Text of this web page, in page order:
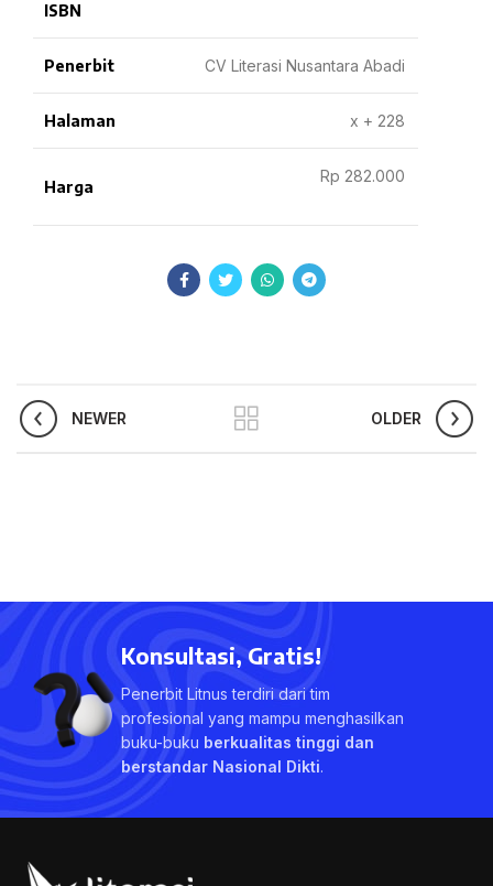
ISBN
Penerbit CV Literasi Nusantara Abadi
Halaman x + 228
Harga
Rp 282.000
NEWER OLDER
Konsultasi, Gratis!
Penerbit Litnus terdiri dari tim
profesional yang mampu menghasilkan
buku-buku berkualitas tinggi dan
berstandar Nasional Dikti.